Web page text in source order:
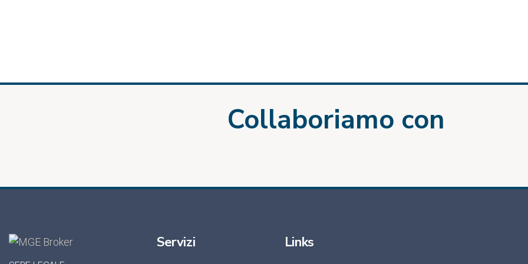
Collaboriamo con
Servizi Links